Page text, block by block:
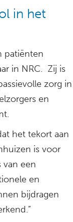
in het
patiënten
in NRC. Zij is
zorg in
en
het tekort aan
is voor
van een
en
bijdragen